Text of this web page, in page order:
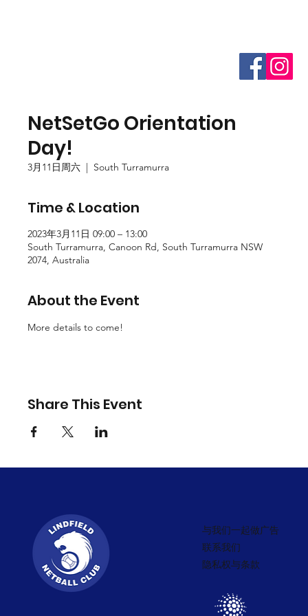
NetSetGo Orientation
Day!
3月11日周六
  |
South Turramurra
Time & Location
2023年3月11日 09:00 – 13:00
South Turramurra, Canoon Rd, South Turramurra NSW
2074, Australia
About the Event
More details to come!
Share This Event
与我们一起做广告
联系我们
隐私权与条款